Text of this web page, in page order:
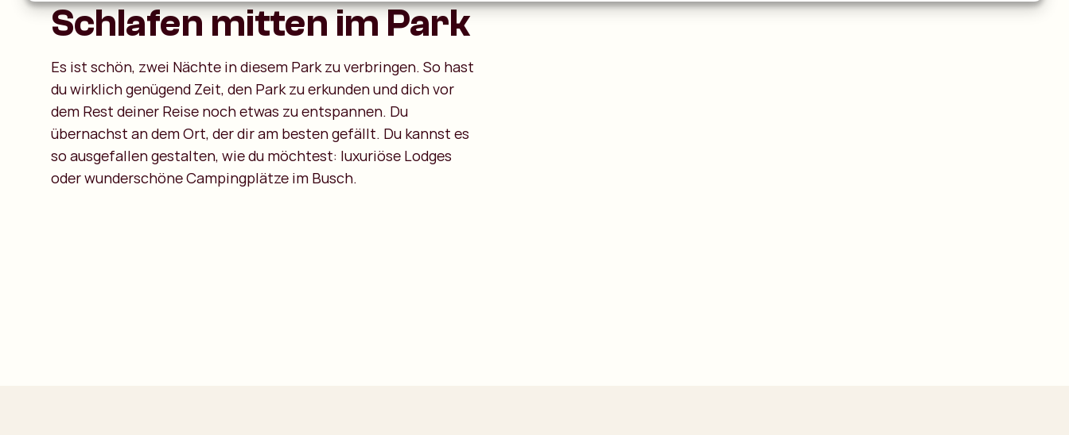
Schlafen mitten im Park
Es ist schön, zwei Nächte in diesem Park zu verbringen. So hast
du wirklich genügend Zeit, den Park zu erkunden und dich vor
dem Rest deiner Reise noch etwas zu entspannen. Du
übernachst an dem Ort, der dir am besten gefällt. Du kannst es
so ausgefallen gestalten, wie du möchtest: luxuriöse Lodges
oder wunderschöne Campingplätze im Busch.